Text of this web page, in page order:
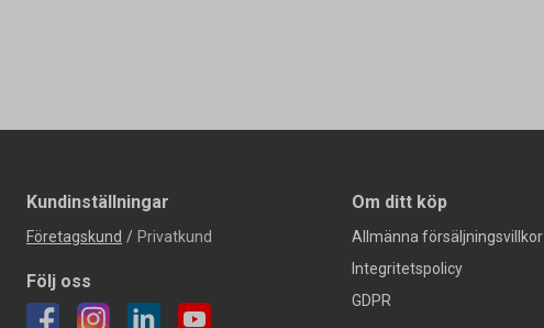
Kundinställningar
Företagskund / Privatkund
Följ oss
Om ditt köp
Allmänna försäljningsvillkor
Integritetspolicy
GDPR